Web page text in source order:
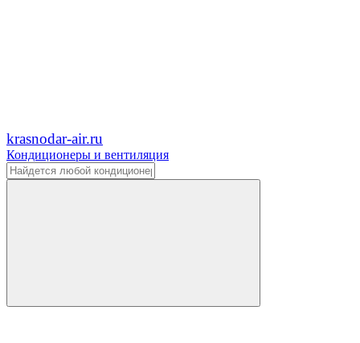
krasnodar-air.ru
Кондиционеры и вентиляция